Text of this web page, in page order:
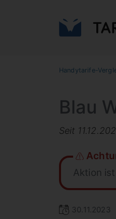
Handytarife-
Blau
Seit
Aktion
30.11.2023